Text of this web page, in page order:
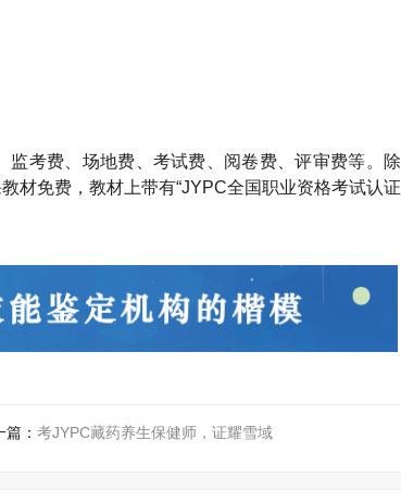
考费、场地费、考试费、阅卷费、评审费等。除
材免费，教材上带有“JYPC全国职业资格考试认证
篇： 考JYPC藏药养生保健师，证耀雪域